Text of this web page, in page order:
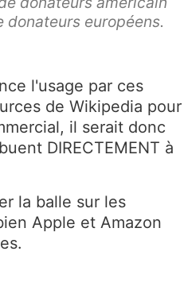
donateurs européens.
l'usage par ces
de Wikipedia pour
il serait donc
DIRECTEMENT à
la balle sur les
Apple et Amazon